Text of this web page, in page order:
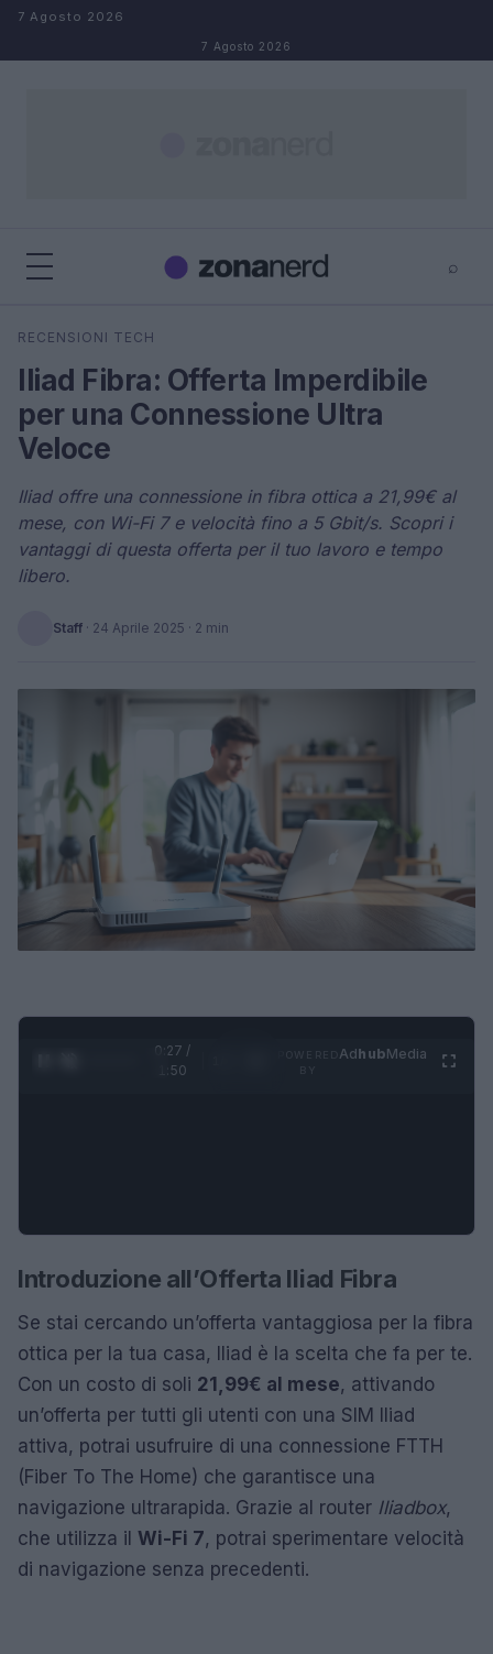
Salta al contenuto
7 Agosto 2026
7 Agosto 2026
⌕
Cerca
RECENSIONI TECH
Iliad Fibra: Offerta Imperdibile
per una Connessione Ultra
Veloce
Iliad offre una connessione in fibra ottica a 21,99€ al
mese, con Wi-Fi 7 e velocità fino a 5 Gbit/s. Scopri i
vantaggi di questa offerta per il tuo lavoro e tempo
libero.
Staff · 24 Aprile 2025 · 2 min
0:28 /
1:50
AdhubMedia
Introduzione all’Offerta Iliad Fibra
Se stai cercando un’offerta vantaggiosa per la fibra
ottica per la tua casa, Iliad è la scelta che fa per te.
Con un costo di soli 21,99€ al mese, attivando
un’offerta per tutti gli utenti con una SIM Iliad
attiva, potrai usufruire di una connessione FTTH
(Fiber To The Home) che garantisce una
navigazione ultrarapida. Grazie al router Iliadbox,
che utilizza il Wi-Fi 7, potrai sperimentare velocità
di navigazione senza precedenti.